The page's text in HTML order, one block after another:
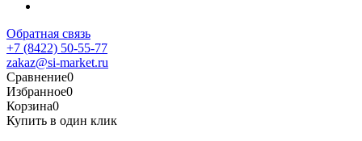
Обратная связь
+7 (8422) 50-55-77
zakaz@si-market.ru
Сравнение0
Избранное0
Корзина0
Купить в один клик